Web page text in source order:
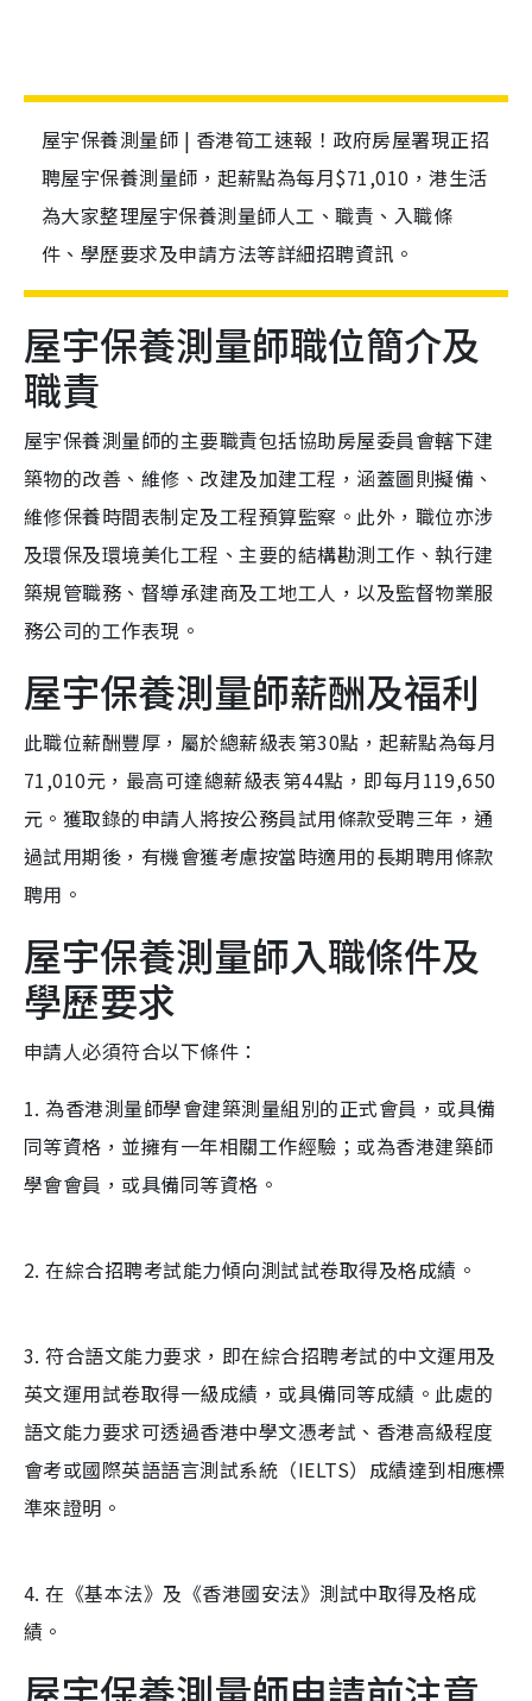
屋宇保養測量師 | 香港筍工速報！政府房屋署現正招
聘屋宇保養測量師，起薪點為每月$71,010，港生活
為大家整理屋宇保養測量師人工、職責、入職條
件、學歷要求及申請方法等詳細招聘資訊。
屋宇保養測量師職位簡介及
職責
屋宇保養測量師的主要職責包括協助房屋委員會轄下建
築物的改善、維修、改建及加建工程，涵蓋圖則擬備、
維修保養時間表制定及工程預算監察。此外，職位亦涉
及環保及環境美化工程、主要的結構勘測工作、執行建
築規管職務、督導承建商及工地工人，以及監督物業服
務公司的工作表現。
屋宇保養測量師薪酬及福利
此職位薪酬豐厚，屬於總薪級表第30點，起薪點為每月
71,010元，最高可達總薪級表第44點，即每月119,650
元。獲取錄的申請人將按公務員試用條款受聘三年，通
過試用期後，有機會獲考慮按當時適用的長期聘用條款
聘用。
屋宇保養測量師入職條件及
學歷要求
申請人必須符合以下條件：
1. 為香港測量師學會建築測量組別的正式會員，或具備
同等資格，並擁有一年相關工作經驗；或為香港建築師
學會會員，或具備同等資格。
2. 在綜合招聘考試能力傾向測試試卷取得及格成績。
3. 符合語文能力要求，即在綜合招聘考試的中文運用及
英文運用試卷取得一級成績，或具備同等成績。此處的
語文能力要求可透過香港中學文憑考試、香港高級程度
會考或國際英語語言測試系統（IELTS）成績達到相應標
準來證明。
4. 在《基本法》及《香港國安法》測試中取得及格成
績。